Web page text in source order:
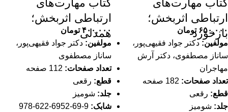
کتاب مهارت‌های
ارتباطی اثربخش؛
بازخورد
۶۵۰,۰۰۰ تومان
مولفین: دکتر جواد فقیهی‌پور،
ساناز مصطفوی، دکتر آرش
مهاجران
تعداد صفحات:
قطع: رقعی
جلد: شومیز
کتاب مهارت‌های
ارتباطی اثربخش؛
همدلی
۴۰۰,۰۰۰ تومان
مولفین: دکتر جواد فقیهی‌پور،
ساناز مصطفوی
تعداد صفحات:
قطع: رقعی
جلد: شومیز
شابک: